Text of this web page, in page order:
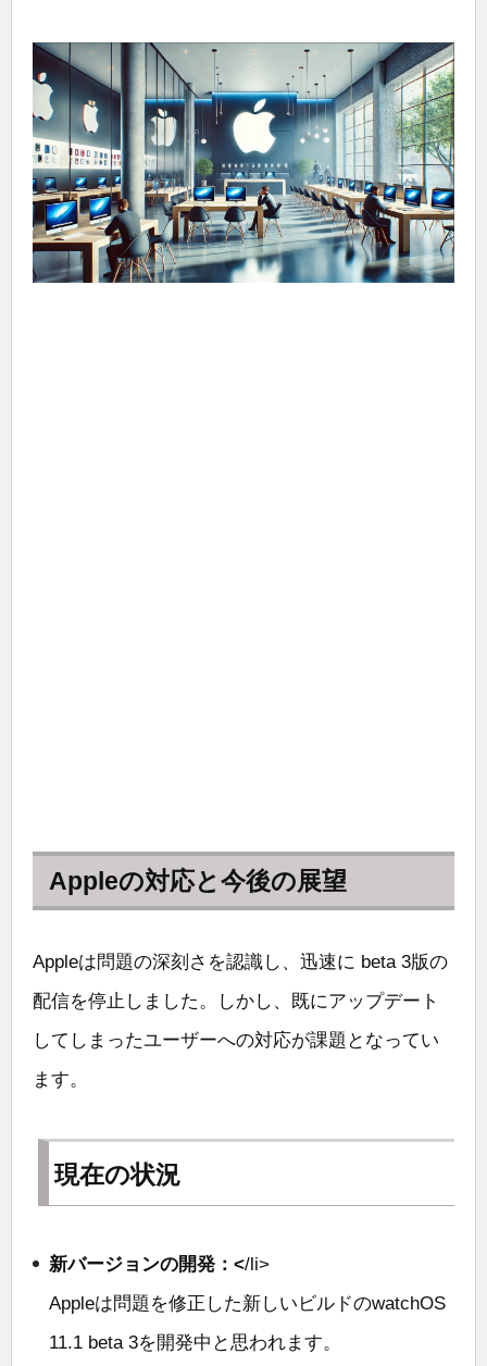
Appleの対応と今後の展望
Appleは問題の深刻さを認識し、迅速に beta 3版の
配信を停止しました。しかし、既にアップデート
してしまったユーザーへの対応が課題となってい
ます。
現在の状況
新バージョンの開発：</li>
Appleは問題を修正した新しいビルドのwatchOS
11.1 beta 3を開発中と思われます。